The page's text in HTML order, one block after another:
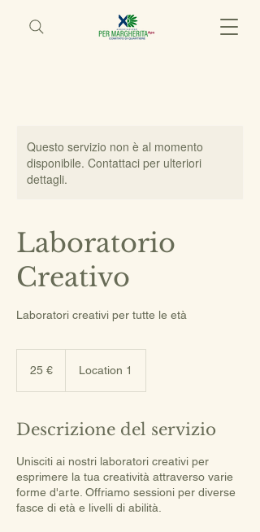
Questo servizio non è al momento
disponibile. Contattaci per ulteriori
dettagli.
Laboratorio
Creativo
Laboratori creativi per tutte le età
25 € Location 1
Descrizione del servizio
Unisciti ai nostri laboratori creativi per
esprimere la tua creatività attraverso varie
forme d'arte. Offriamo sessioni per diverse
fasce di età e livelli di abilità.